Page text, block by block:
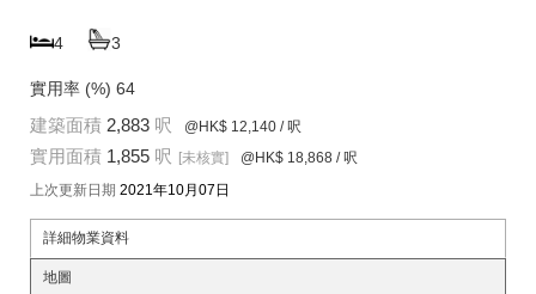
4 3
實用率 (%) 64
建築面積 2,883 呎 @HK$ 12,140 / 呎
實用面積 1,855 呎 [未核實] @HK$ 18,868 / 呎
上次更新日期 2021年10月07日
詳細物業資料
地圖